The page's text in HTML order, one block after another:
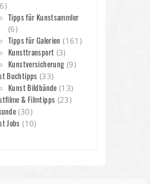
Tipps für Kunstsammler
(6)
Tipps für Galerien (161)
Kunsttransport (3)
Kunstversicherung (9)
Buchtipps (33)
Kunst Bildbände (13)
& Filmtipps (23)
(30)
Jobs (10)